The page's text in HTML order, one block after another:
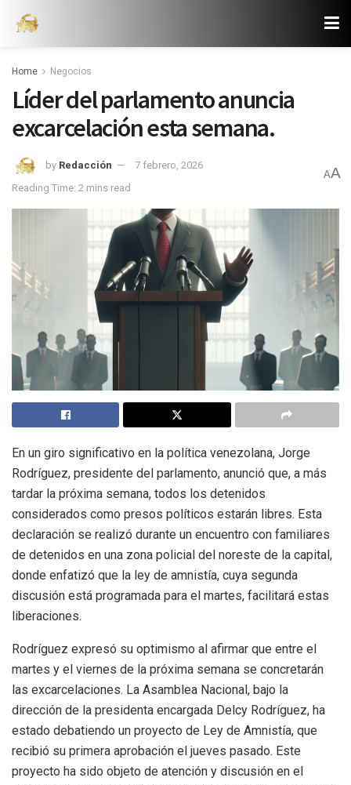
Home Negocios
Líder del parlamento anuncia
excarcelación esta semana.
by Redacción
7 febrero, 2026
Reading Time: 2 mins read
AA
En un giro significativo en la política venezolana, Jorge
Rodríguez, presidente del parlamento, anunció que, a más
tardar la próxima semana, todos los detenidos
considerados como presos políticos estarán libres. Esta
declaración se realizó durante un encuentro con familiares
de detenidos en una zona policial del noreste de la capital,
donde enfatizó que la ley de amnistía, cuya segunda
discusión está programada para el martes, facilitará estas
liberaciones.
Rodríguez expresó su optimismo al afirmar que entre el
martes y el viernes de la próxima semana se concretarán
las excarcelaciones. La Asamblea Nacional, bajo la
dirección de la presidenta encargada Delcy Rodríguez, ha
estado debatiendo un proyecto de Ley de Amnistía, que
recibió su primera aprobación el jueves pasado. Este
proyecto ha sido objeto de atención y discusión en el